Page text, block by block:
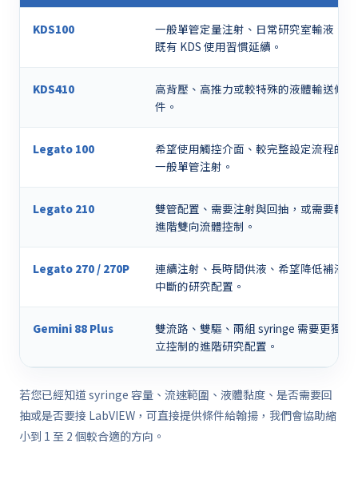
KDS100
一般單管定量注射、日常研究室輸液、
既有 KDS 使用習慣延續。
KDS410
高背壓、高推力或較特殊的液體輸送條
件。
Legato 100
希望使用觸控介面、較完整設定流程的
一般單管注射。
Legato 210
雙管配置、需要注射與回抽，或需要較
進階雙向流體控制。
Legato 270 / 270P
連續注射、長時間供液、希望降低補液
中斷的研究配置。
Gemini 88 Plus
雙流路、雙驅、兩組 syringe 需要更獨
立控制的進階研究配置。
若您已經知道 syringe 容量、流速範圍、液體黏度、是否需要回
抽或是否要接 LabVIEW，可直接提供條件給翰揚，我們會協助縮
小到 1 至 2 個較合適的方向。